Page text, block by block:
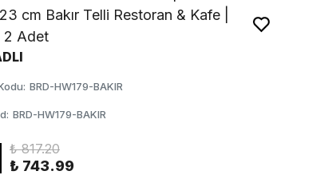
cm Bakır Telli Restoran & Kafe |
2 Adet
: BRD-HW179-BAKIR
: BRD-HW179-BAKIR
₺ 817.20
₺ 743.99